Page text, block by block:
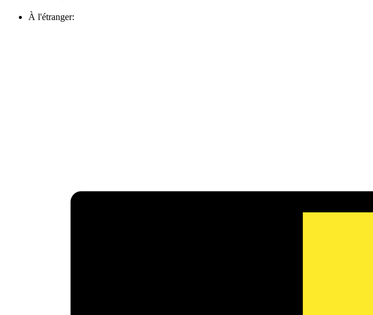
À l'étranger: